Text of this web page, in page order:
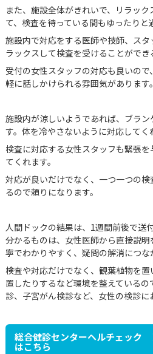
また、施設全体がきれいで、リラッ
て、検査を待っている間もゆったりと
施設内で対応をする医師や技師、ス
ラックスして検査を受けることができ
受付の女性スタッフの対応も良いの
軽に話しかけられる雰囲気があります。
施設内が涼しいようであれば、ブラ
す。体を冷やさないように対応してく
検査に対応する女性スタッフも緊張
てくれます。
対応が良いだけでなく、一つ一つの
るので頼りになります。
人間ドックの結果は、1週間前後で送
分かるものは、女性医師から直接説
寧でわかりやすく、疑問の解消につな
検査や対応だけでなく、観葉植物を
置したりするなど環境を整えている
診、子宮がん検診など、女性の検診に
総合健診センターヘルチェック
はこちら